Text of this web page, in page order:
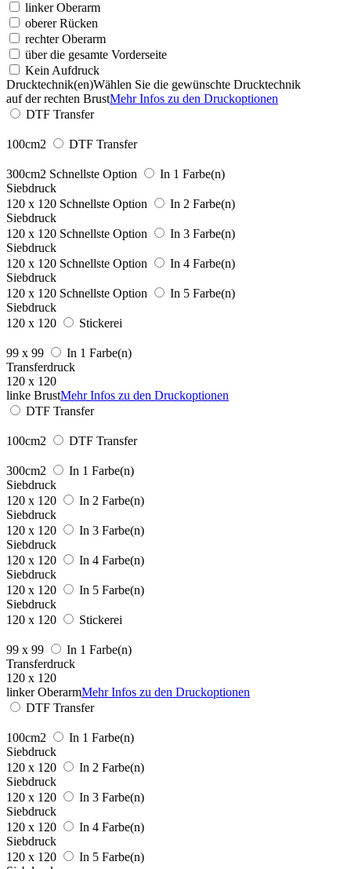
linker Oberarm
oberer Rücken
rechter Oberarm
über die gesamte Vorderseite
Kein Aufdruck
Drucktechnik(en)Wählen Sie die gewünschte Drucktechnik
auf der rechten BrustMehr Infos zu den Druckoptionen
DTF Transfer
100cm2 DTF Transfer
300cm2 Schnellste Option
In 1 Farbe(n)
Siebdruck
120 x 120 Schnellste Option
In 2 Farbe(n)
Siebdruck
120 x 120 Schnellste Option
In 3 Farbe(n)
Siebdruck
120 x 120 Schnellste Option
In 4 Farbe(n)
Siebdruck
120 x 120 Schnellste Option
In 5 Farbe(n)
Siebdruck
120 x 120
Stickerei
99 x 99
In 1 Farbe(n)
Transferdruck
120 x 120
linke BrustMehr Infos zu den Druckoptionen
DTF Transfer
100cm2 DTF Transfer
300cm2
In 1 Farbe(n)
Siebdruck
120 x 120
In 2 Farbe(n)
Siebdruck
120 x 120
In 3 Farbe(n)
Siebdruck
120 x 120
In 4 Farbe(n)
Siebdruck
120 x 120
In 5 Farbe(n)
Siebdruck
120 x 120
Stickerei
99 x 99
In 1 Farbe(n)
Transferdruck
120 x 120
linker OberarmMehr Infos zu den Druckoptionen
DTF Transfer
100cm2
In 1 Farbe(n)
Siebdruck
120 x 120
In 2 Farbe(n)
Siebdruck
120 x 120
In 3 Farbe(n)
Siebdruck
120 x 120
In 4 Farbe(n)
Siebdruck
120 x 120
In 5 Farbe(n)